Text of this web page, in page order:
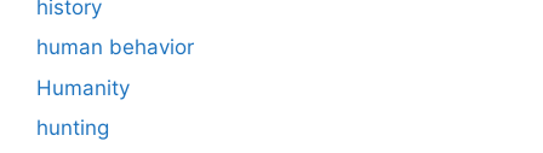
history
human behavior
Humanity
hunting